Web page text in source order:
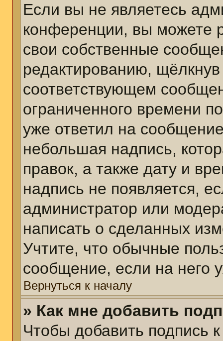
Если вы не являетесь
конференции, вы можете
свои собственные
редактированию,
соответствующем
ограниченного времени
уже ответил на
небольшая надпись,
правок, а также дату и
надпись не появляется,
администратор или
написать о сделанных
Учтите, что обычные
сообщение, если на него
Вернуться к началу
» Как мне добавить
Чтобы добавить